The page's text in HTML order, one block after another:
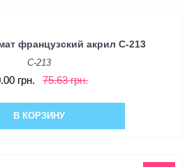
французский акрил C-213
C-213
грн. 75.63 грн.
В КОРЗИНУ